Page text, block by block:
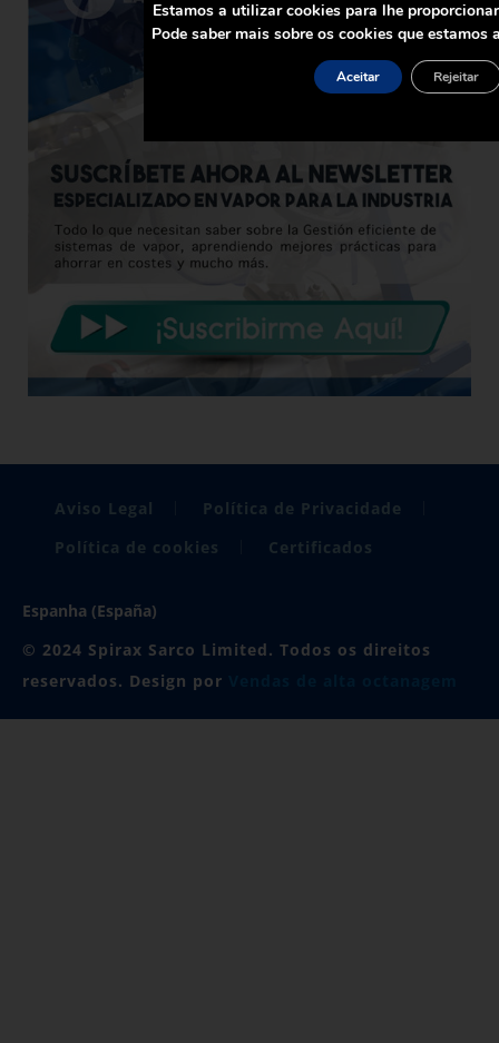
Aviso Legal
Política de Privacidade
Política de cookies
Certificados
Espanha (España)
© 2024 Spirax Sarco Limited. Todos os direitos
reservados. Design por
Estamos a utilizar cookies para lhe
Pode saber mais sobre os cookies que
Aceitar Rejeitar